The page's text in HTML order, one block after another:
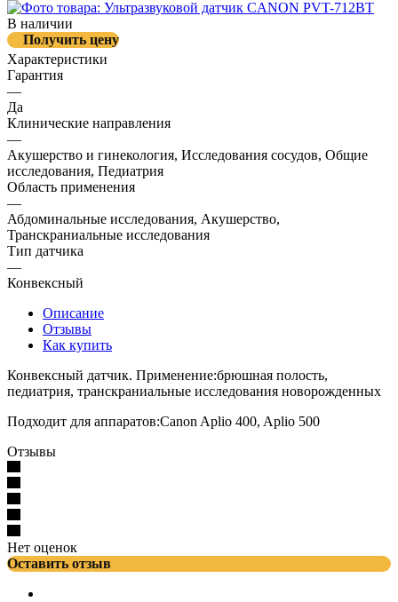
В наличии
Получить цену
Характеристики
Гарантия
—
Да
Клинические направления
—
Акушерство и гинекология, Исследования сосудов, Общие
исследования, Педиатрия
Область применения
—
Абдоминальные исследования, Акушерство,
Транскраниальные исследования
Тип датчика
—
Конвексный
Описание
Отзывы
Как купить
Конвексный датчик. Применение:брюшная полость,
педиатрия, транскраниальные исследования новорожденных
Подходит для аппаратов:Canon Aplio 400, Aplio 500
Отзывы
Нет оценок
Оставить отзыв